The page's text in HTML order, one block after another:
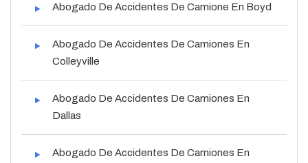
Abogado De Accidentes De Camione En Boyd
Abogado De Accidentes De Camiones En
Colleyville
Abogado De Accidentes De Camiones En
Dallas
Abogado De Accidentes De Camiones En